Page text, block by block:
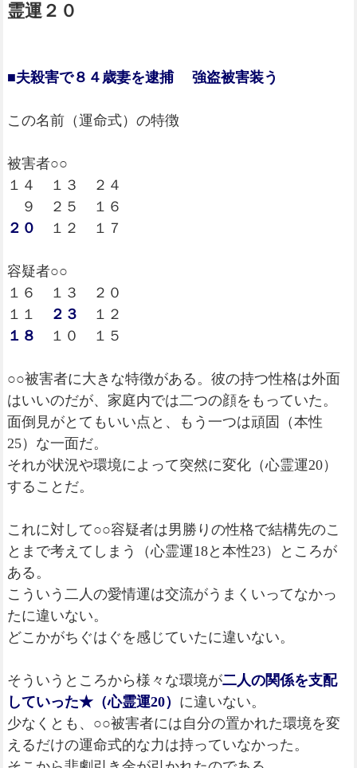
霊運２０
■夫殺害で８４歳妻を逮捕 強盗被害装う
この名前（運命式）の特徴
被害者○○
１４ １３ ２４
９ ２５ １６
２０
１２ １７
容疑者○○
１６ １３ ２０
１１
２３
１２
１８
１０ １５
○○被害者に大きな特徴がある。彼の持つ性格は外面
はいいのだが、家庭内では二つの顔をもっていた。
面倒見がとてもいい点と、もう一つは頑固（本性
25）な一面だ。
それが状況や環境によって突然に変化（心霊運20）
することだ。
これに対して○○容疑者は男勝りの性格で結構先のこ
とまで考えてしまう（心霊運18と本性23）ところが
ある。
こういう二人の愛情運は交流がうまくいってなかっ
たに違いない。
どこかがちぐはぐを感じていたに違いない。
そういうところから様々な環境が二人の関係を支配
していった★（心霊運20） に違いない。
少なくとも、○○被害者には自分の置かれた環境を変
えるだけの運命式的な力は持っていなかった。